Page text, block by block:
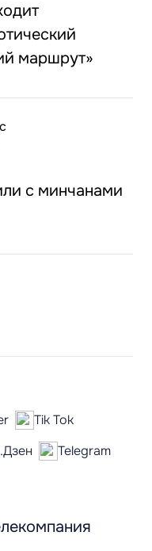
маршрут»
с минчанами
Tik Tok
Telegram